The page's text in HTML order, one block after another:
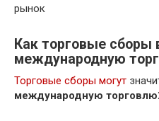
Как торговые сборы
международную
Торговые сборы могут
международную торговлю⁚